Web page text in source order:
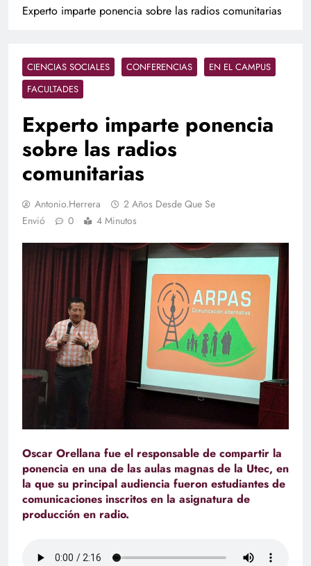
Experto imparte ponencia sobre las radios comunitarias
CIENCIAS SOCIALES CONFERENCIAS
EN EL CAMPUS
FACULTADES
Experto imparte ponencia
sobre las radios
comunitarias
Antonio.herrera
2 Años Desde Que Se
Envió
0 4 Minutos
Oscar Orellana fue el responsable de compartir la
ponencia en una de las aulas magnas de la Utec, en
la que su principal audiencia fueron estudiantes de
comunicaciones inscritos en la asignatura de
producción en radio.